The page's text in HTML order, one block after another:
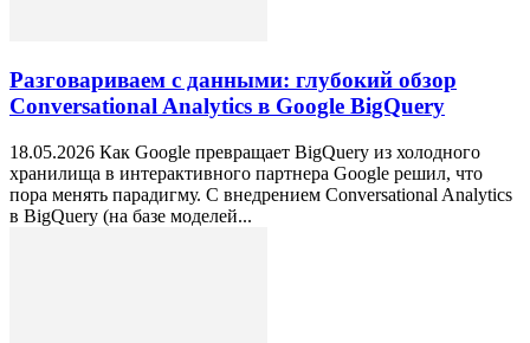
Разговариваем с данными: глубокий обзор
Conversational Analytics в Google BigQuery
18.05.2026 Как Google превращает BigQuery из холодного
хранилища в интерактивного партнера Google решил, что
пора менять парадигму. С внедрением Conversational Analytics
в BigQuery (на базе моделей...